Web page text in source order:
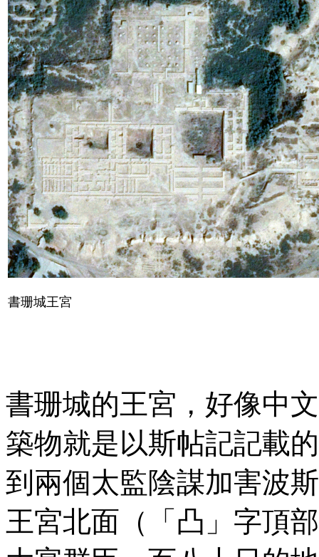
書珊城王宮
書珊城的王宮，好像中
築物就是以斯帖記記載
到兩個太監陰謀加害波
王宮北面（「凸」字頂